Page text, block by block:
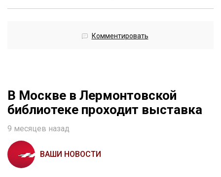
Комментировать
В Москве в Лермонтовской
библиотеке проходит выставка
9 месяцев назад
ВАШИ НОВОСТИ